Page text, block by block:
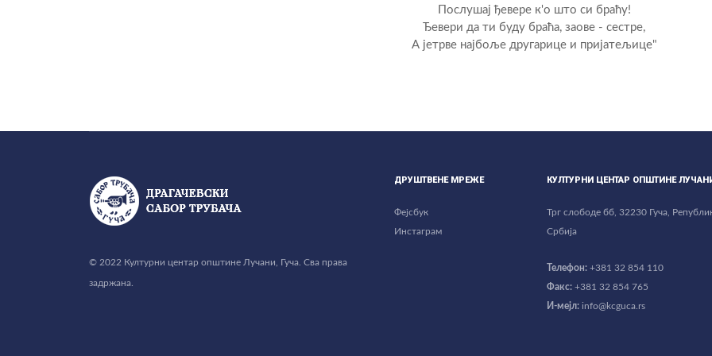
Послушај ђевере к'о што си браћу!
Ђевери да ти буду браћа, заове - сестре,
А јетрве најбоље другарице и пријатељице"
© 2022 Културни центар општине Лучани, Гуча. Сва права
задржана.
ДРУШТВЕНЕ МРЕЖЕ
Фејсбук
Инстаграм
КУЛТУРНИ ЦЕНТАР ОПШТИНЕ
Трг слободе бб, 32230 Гуча,
Србија
Телефон: +381 32 854 110
Факс: +381 32 854 765
И-мејл: info@kcguca.rs